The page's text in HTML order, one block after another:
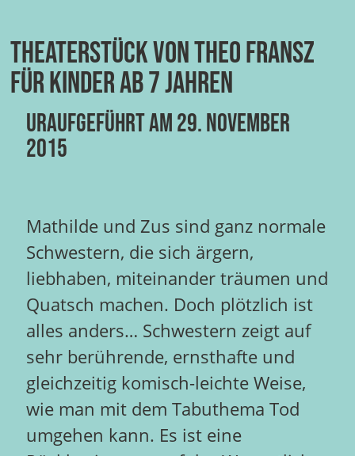
Theaterstück von Theo Fransz
für Kinder ab 7 Jahren
Uraufgeführt am 29. November
2015
Mathilde und Zus sind ganz normale
Schwestern, die sich ärgern,
liebhaben, miteinander träumen und
Quatsch machen. Doch plötzlich ist
alles anders… Schwestern zeigt auf
sehr berührende, ernsthafte und
gleichzeitig komisch-leichte Weise,
wie man mit dem Tabuthema Tod
umgehen kann. Es ist eine